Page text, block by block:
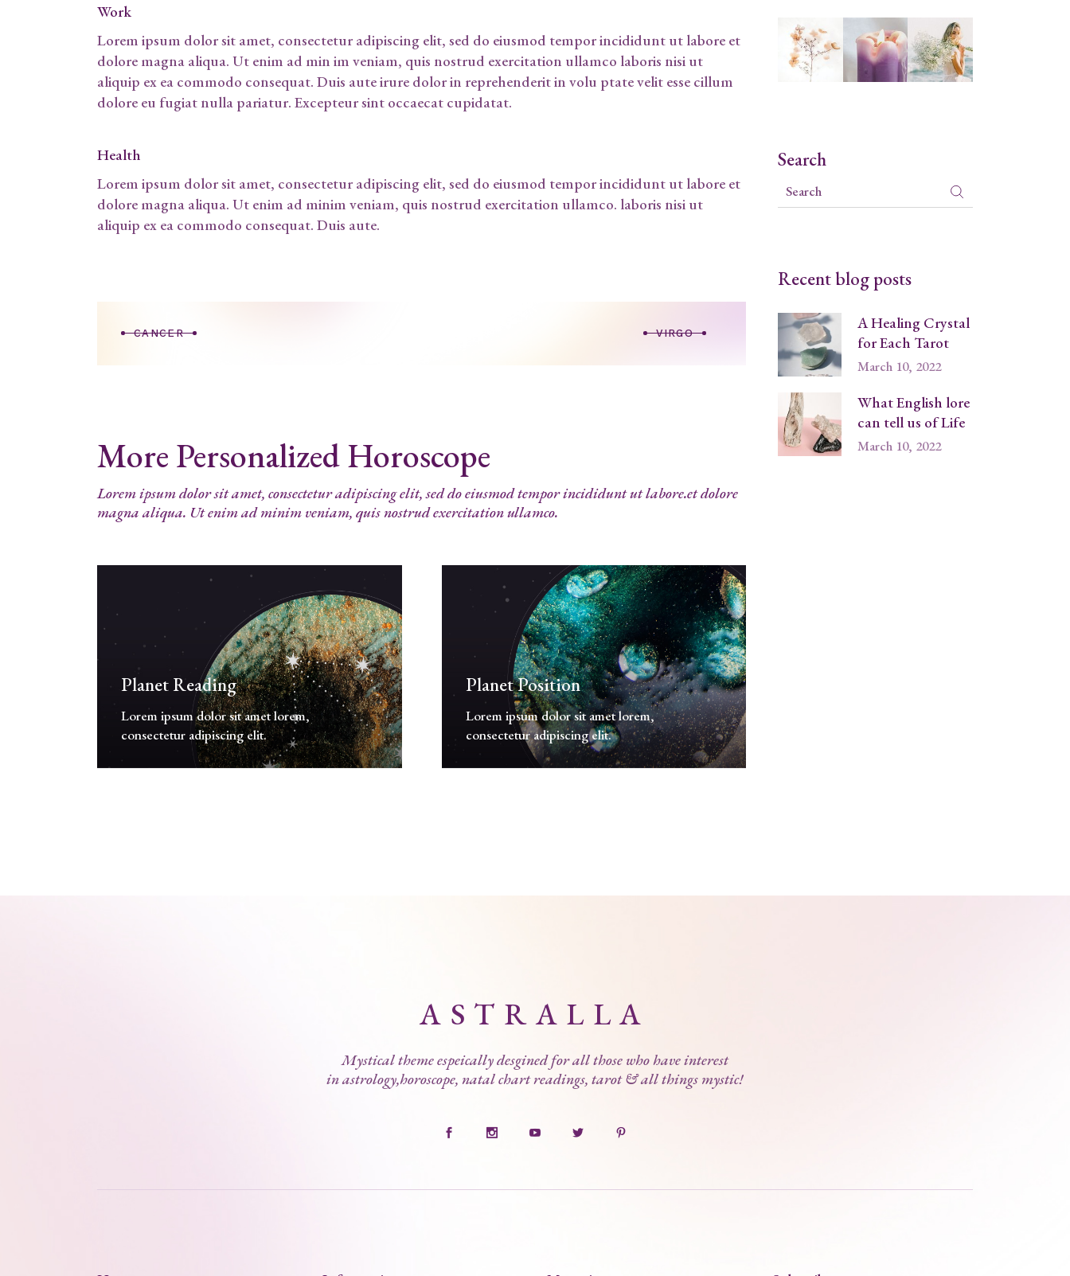
Work
Lorem ipsum dolor sit amet, consectetur adipiscing elit, sed do eiusmod tempor incididunt ut labore et
dolore magna aliqua. Ut enim ad min im veniam, quis nostrud exercitation ullamco laboris nisi ut
aliquip ex ea commodo consequat. Duis aute irure dolor in reprehenderit in volu ptate velit esse cillum
dolore eu fugiat nulla pariatur. Excepteur sint occaecat cupidatat.
Health
Lorem ipsum dolor sit amet, consectetur adipiscing elit, sed do eiusmod tempor incididunt ut labore et
dolore magna aliqua. Ut enim ad minim veniam, quis nostrud exercitation ullamco. laboris nisi ut
aliquip ex ea commodo consequat. Duis aute.
CANCER VIRGO
More Personalized Horoscope
Lorem ipsum dolor sit amet, consectetur adipiscing elit, sed do eiusmod tempor incididunt ut labore.et dolore
magna aliqua. Ut enim ad minim veniam, quis nostrud exercitation ullamco.
Planet Reading
Lorem ipsum dolor sit amet lorem,
consectetur adipiscing elit.
Planet Position
Lorem ipsum dolor sit amet lorem,
consectetur adipiscing elit.
Search
Recent blog posts
A Healing Crystal
for Each Tarot
March 10, 2022
What English lore
can tell us of Life
March 10, 2022
ASTRALLA
Mystical theme espeically desgined for all those who have interest
in astrology,horoscope, natal chart readings, tarot & all things mystic!